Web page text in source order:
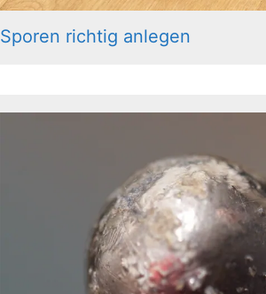
Sporen richtig anlegen